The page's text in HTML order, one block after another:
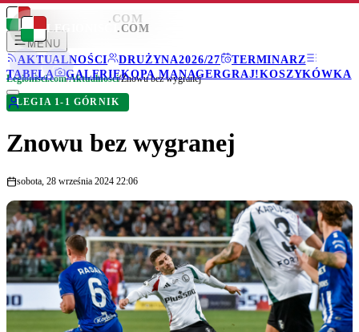
LEGIONISCI .COM
MENU
AKTUALNOŚCI
DRUŻYNA2026/27
TERMINARZ
TABELA
GALERIEKOPA MANAGERGRAJ!KOSZYKÓWKA
LEGIONISCI .COM
Legionisci.com/Aktualności/Znowu bez wygranej
LEGIA 1-1 GÓRNIK
Znowu bez wygranej
sobota, 28 września 2024 22:06